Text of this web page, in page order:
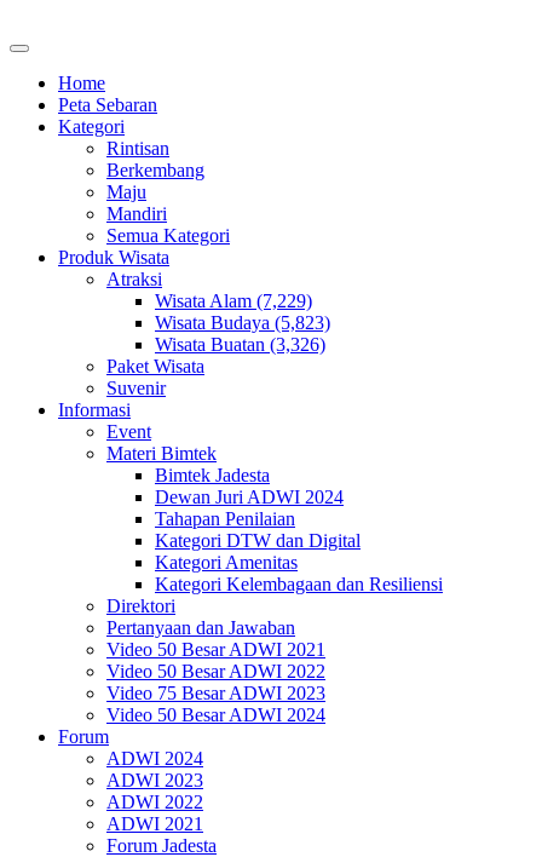
Home
Peta Sebaran
Kategori
Rintisan
Berkembang
Maju
Mandiri
Semua Kategori
Produk Wisata
Atraksi
Wisata Alam (7,229)
Wisata Budaya (5,823)
Wisata Buatan (3,326)
Paket Wisata
Suvenir
Informasi
Event
Materi Bimtek
Bimtek Jadesta
Dewan Juri ADWI 2024
Tahapan Penilaian
Kategori DTW dan Digital
Kategori Amenitas
Kategori Kelembagaan dan Resiliensi
Direktori
Pertanyaan dan Jawaban
Video 50 Besar ADWI 2021
Video 50 Besar ADWI 2022
Video 75 Besar ADWI 2023
Video 50 Besar ADWI 2024
Forum
ADWI 2024
ADWI 2023
ADWI 2022
ADWI 2021
Forum Jadesta